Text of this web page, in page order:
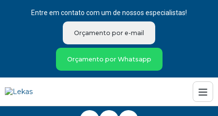
Entre em contato com um de nossos especialistas!
Orçamento por e-mail
Orçamento por Whatsapp